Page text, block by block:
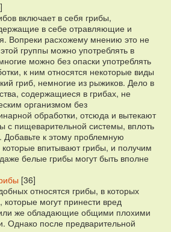
включает в себя грибы,
в себе отравляющие и
Вопреки расхожему мнению это не
группы можно употреблять в
можно без опаски употреблять
к ним относятся некоторые виды
гриб, немногие из рыжиков. Дело в
содержащиеся в грибах, не
организмом без
обработки, отсюда и вытекают
с пищеварительной системы, вплоть
Добавьте к этому проблемную
впитывают грибы, и получим
белые грибы могут быть вполне
[36]
относятся грибы, в которых
могут принести вред
же обладающие общими плохими
Однако после предварительной